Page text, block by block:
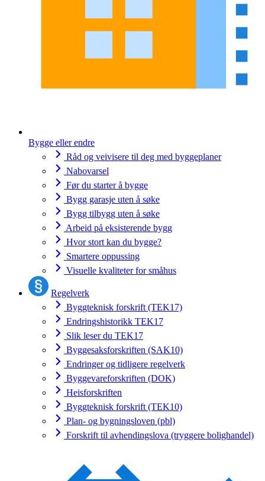
Bygge eller endre
Råd og veivisere til deg med byggeplaner
Nabovarsel
Før du starter å bygge
Bygg garasje uten å søke
Bygg tilbygg uten å søke
Arbeid på eksisterende bygg
Hvor stort kan du bygge?
Smartere oppussing
Visuelle kvaliteter for småhus
Regelverk
Byggteknisk forskrift (TEK17)
Endringshistorikk TEK17
Slik leser du TEK17
Byggesaksforskriften (SAK10)
Endringer og tidligere regelverk
Byggevareforskriften (DOK)
Heisforskriften
Byggteknisk forskrift (TEK10)
Plan- og bygningsloven (pbl)
Forskrift til avhendingslova (tryggere bolighandel)